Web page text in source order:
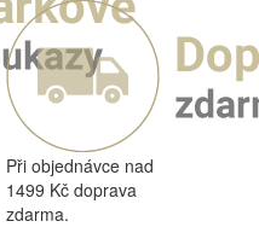
Při objednávce nad
1499 Kč doprava
zdarma.